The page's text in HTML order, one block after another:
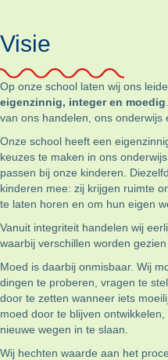
Visie
Op onze school laten wij ons
eigenzinnig, integer en moedig
van ons handelen, ons onderwijs
Onze school heeft een
keuzes te maken in ons
passen bij onze kinderen.
kinderen mee: zij krijgen ruimte
te laten horen en om hun eigen
Vanuit integriteit handelen wij
waarbij verschillen worden gezien
Moed is daarbij onmisbaar. Wij
dingen te proberen, vragen te
door te zetten wanneer iets
moed door te blijven
nieuwe wegen in te slaan.
Wij hechten waarde aan het